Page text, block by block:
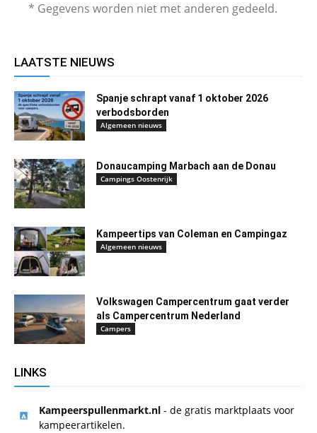
* Gegevens worden niet met anderen gedeeld.
LAATSTE NIEUWS
Spanje schrapt vanaf 1 oktober 2026
verbodsborden
Algemeen nieuws
Donaucamping Marbach aan de Donau
Campings Oostenrijk
Kampeertips van Coleman en Campingaz
Algemeen nieuws
Volkswagen Campercentrum gaat verder
als Campercentrum Nederland
Campers
LINKS
Kampeerspullenmarkt.nl - de gratis marktplaats voor
kampeerartikelen.